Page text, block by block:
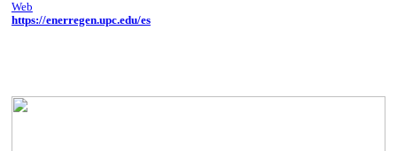
Web
https://enerregen.upc.edu/es